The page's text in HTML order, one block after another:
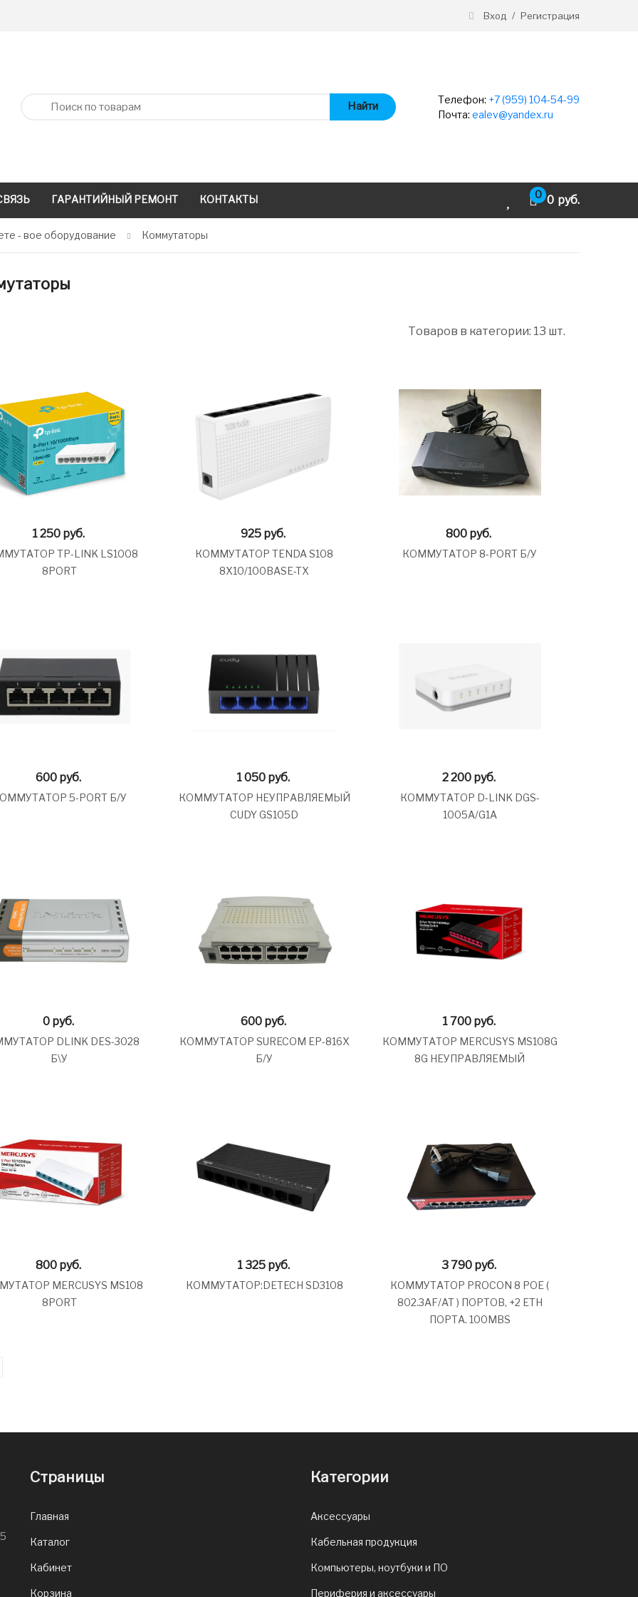
Вход / Регистрация
Найти
Телефон: +7 (959) 104-54-99
Почта: ealev@yandex.ru
ГАРАНТИЙНЫЙ РЕМОНТ КОНТАКТЫ 0 0 руб.
- вое оборудование Коммутаторы
Товаров в категории: 13 шт.
1 250 руб.
TP-LINK LS1008
8PORT
925 руб.
КОММУТАТОР TENDA S108
8Х10/100BASE-TX
800 руб.
КОММУТАТОР 8-PORT Б/У
600 руб.
5-PORT Б/У
1 050 руб.
КОММУТАТОР НЕУПРАВЛЯЕМЫЙ
CUDY GS105D
2 200 руб.
КОММУТАТОР D-LINK DGS-
1005A/G1A
0 руб.
DLINK DES-3028
Б\У
600 руб.
КОММУТАТОР SURECOM EP-816X
Б/У
1 700 руб.
КОММУТАТОР MERCUSYS MS108G
8G НЕУПРАВЛЯЕМЫЙ
800 руб.
MERCUSYS MS108
8PORT
1 325 руб.
КОММУТАТОР:DETECH SD3108
3 790 руб.
КОММУТАТОР PROCON 8 POE (
802.3AF/AT ) ПОРТОВ, +2 ETH
ПОРТА. 100MBS
Страницы
Главная
Каталог
Кабинет
Корзина
Категории
Аксессуары
Кабельная продукция
Компьютеры, ноутбуки и ПО
Периферия и аксессуары